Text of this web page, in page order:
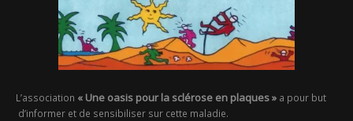
L’association « Une oasis pour la sclérose en plaques » a pour but
d’informer et de sensibiliser sur cette maladie.